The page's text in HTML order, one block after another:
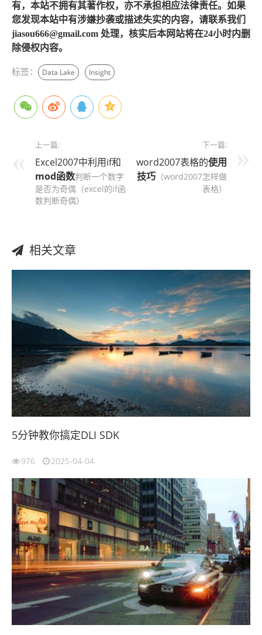
有，本站不拥有其著作权，亦不承担相应法律责任。如果
您发现本站中有涉嫌抄袭或描述失实的内容，请联系我们
jiasou666@gmail.com 处理，核实后本网站将在24小时内删
除侵权内容。
标签： Data Lake Insight
上一篇:
Excel2007中利用if和
mod函数判断一个数字
是否为奇偶（excel的if函
数判断奇偶）
下一篇:
word2007表格的使用
技巧 （word2007怎样做
表格）
相关文章
5分钟教你搞定DLI SDK
976 2025-04-04